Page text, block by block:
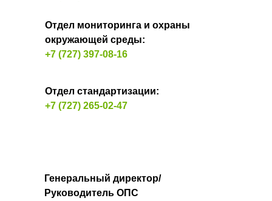
Отдел мониторинга и охраны
окружающей среды:
+7 (727) 397-08-16
Отдел стандартизации:
+7 (727) 265-02-47
Генеральный директор/
Руководитель ОПС